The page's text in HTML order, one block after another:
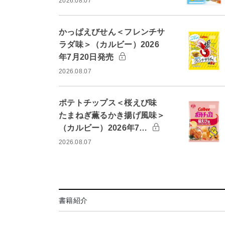
かっぱえびせん＜フレンチサ
ラダ味＞（カルビー）2026
年7月20日発売
2026.08.07
ポテトチップス＜桜えび味
たまねぎ薫るかき揚げ風味＞
（カルビー）2026年7…
2026.08.07
書籍紹介